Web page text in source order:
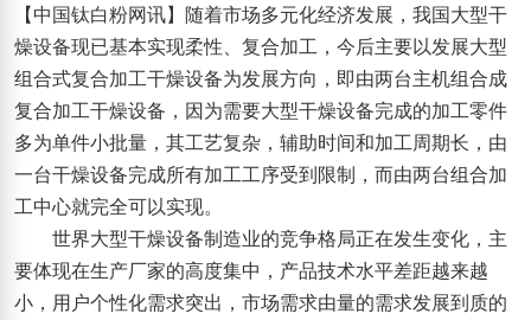
【中国钛白粉网讯】随着市场多元化经济发展，我国大型干
燥设备现已基本实现柔性、复合加工，今后主要以发展大型
组合式复合加工干燥设备为发展方向，即由两台主机组合成
复合加工干燥设备，因为需要大型干燥设备完成的加工零件
多为单件小批量，其工艺复杂，辅助时间和加工周期长，由
一台干燥设备完成所有加工工序受到限制，而由两台组合加
工中心就完全可以实现。
世界大型干燥设备制造业的竞争格局正在发生变化，主
要体现在生产厂家的高度集中，产品技术水平差距越来越
小，用户个性化需求突出，市场需求由量的需求发展到质的